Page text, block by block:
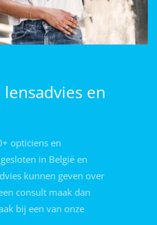
en
opticiens en
in België en
kunnen geven over
consult maak dan
bij een van onze